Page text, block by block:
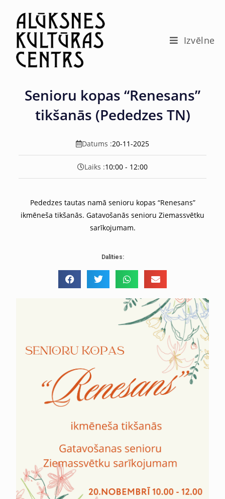
Izvēlne
Senioru kopas “Renesans”
tikšanās (Pededzes TN)
Datums :20-11-2025
Laiks :10:00 - 12:00
Pededzes tautas namā senioru kopas “Renesans”
ikmēneša tikšanās. Gatavošanās senioru Ziemassvētku
sarīkojumam.
Dalīties: